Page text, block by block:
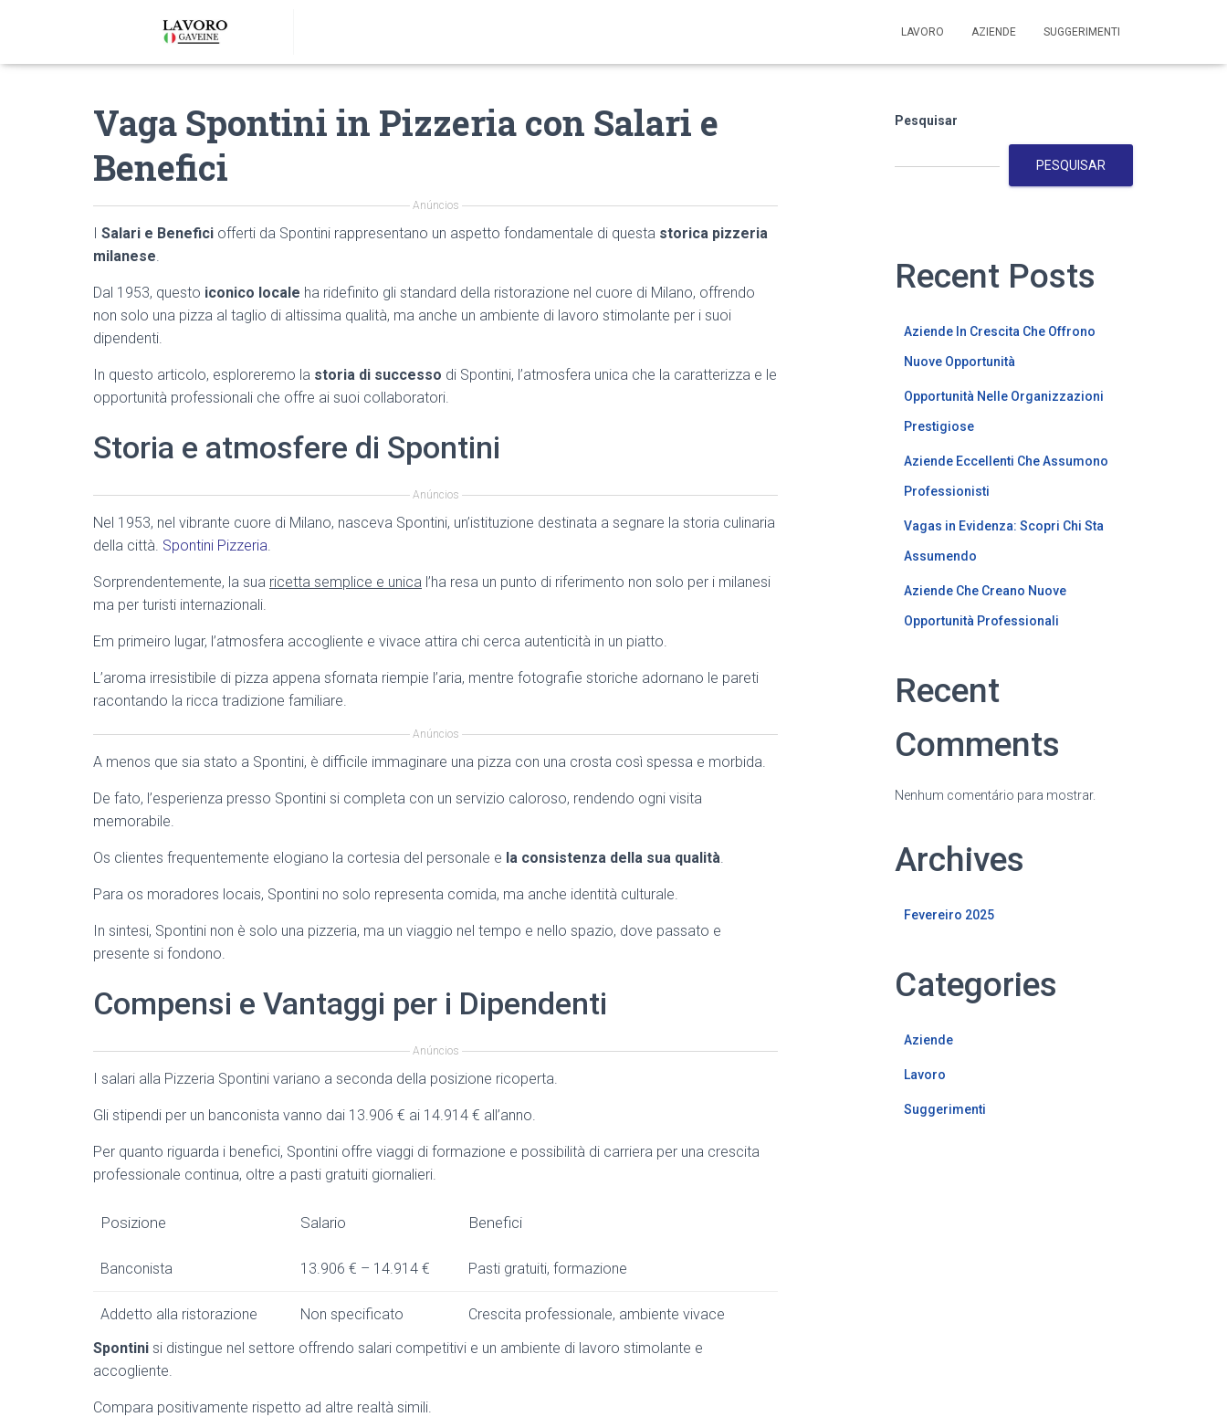
LAVORO AZIENDE SUGGERIMENTI
Vaga Spontini in Pizzeria con Salari e
Benefici
Anúncios
I Salari e Benefici offerti da Spontini rappresentano un aspetto fondamentale di questa storica pizzeria
milanese.
Dal 1953, questo iconico locale ha ridefinito gli standard della ristorazione nel cuore di Milano, offrendo
non solo una pizza al taglio di altissima qualità, ma anche un ambiente di lavoro stimolante per i suoi
dipendenti.
In questo articolo, esploreremo la storia di successo di Spontini, l’atmosfera unica che la caratterizza e le
opportunità professionali che offre ai suoi collaboratori.
Storia e atmosfere di Spontini
Anúncios
Nel 1953, nel vibrante cuore di Milano, nasceva Spontini, un’istituzione destinata a segnare la storia culinaria
della città. Spontini Pizzeria.
Sorprendentemente, la sua ricetta semplice e unica l’ha resa un punto di riferimento non solo per i milanesi
ma per turisti internazionali.
Em primeiro lugar, l’atmosfera accogliente e vivace attira chi cerca autenticità in un piatto.
L’aroma irresistibile di pizza appena sfornata riempie l’aria, mentre fotografie storiche adornano le pareti
racontando la ricca tradizione familiare.
Anúncios
A menos que sia stato a Spontini, è difficile immaginare una pizza con una crosta così spessa e morbida.
De fato, l’esperienza presso Spontini si completa con un servizio caloroso, rendendo ogni visita
memorabile.
Os clientes frequentemente elogiano la cortesia del personale e la consistenza della sua qualità.
Para os moradores locais, Spontini no solo representa comida, ma anche identità culturale.
In sintesi, Spontini non è solo una pizzeria, ma un viaggio nel tempo e nello spazio, dove passato e
presente si fondono.
Compensi e Vantaggi per i Dipendenti
Anúncios
I salari alla Pizzeria Spontini variano a seconda della posizione ricoperta.
Gli stipendi per un banconista vanno dai 13.906 € ai 14.914 € all’anno.
Per quanto riguarda i benefici, Spontini offre viaggi di formazione e possibilità di carriera per una crescita
professionale continua, oltre a pasti gratuiti giornalieri.
Posizione Salario Benefici
Banconista 13.906 € – 14.914 € Pasti gratuiti, formazione
Addetto alla ristorazione Non specificato
Crescita professionale, ambiente vivace
Spontini si distingue nel settore offrendo salari competitivi e un ambiente di lavoro stimolante e
accogliente.
Compara positivamente rispetto ad altre realtà simili.
Pesquisar
PESQUISAR
Recent Posts
Aziende In Crescita Che Offrono
Nuove Opportunità
Opportunità Nelle Organizzazioni
Prestigiose
Aziende Eccellenti Che Assumono
Professionisti
Vagas in Evidenza: Scopri Chi Sta
Assumendo
Aziende Che Creano Nuove
Opportunità Professionali
Recent
Comments
Nenhum comentário para mostrar.
Archives
Fevereiro 2025
Categories
Aziende
Lavoro
Suggerimenti